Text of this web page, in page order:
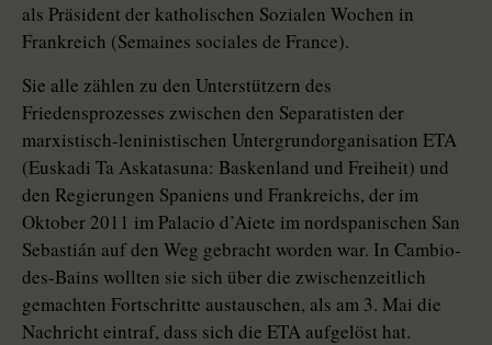
als Präsident der katholischen Sozialen Wochen in
Frankreich (Semaines so­ciales de France).
Sie alle zählen zu den Unterstützern des
Friedensprozesses zwischen den Separatisten der
marxistisch-leninistischen Untergrundorganisa­tion ETA
(Euskadi Ta Askatasuna: Baskenland und Freiheit) und
den Regierungen Spaniens und Frankreichs, der im
Oktober 2011 im Palacio d’Aiete im nordspanischen San
Sebastián auf den Weg gebracht worden war. In Cambio-
des-Bains wollten sie sich über die zwischenzeitlich
gemachten Fortschritte austauschen, als am 3. Mai die
Nachricht eintraf, dass sich die ETA aufgelöst hat.